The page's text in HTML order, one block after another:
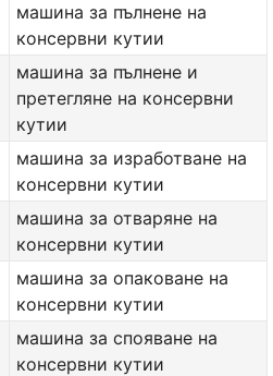
машина за пълнене на
консервни кутии
машина за пълнене и
претегляне на консервни
кутии
машина за изработване на
консервни кутии
машина за отваряне на
консервни кутии
машина за опаковане на
консервни кутии
машина за спояване на
консервни кутии